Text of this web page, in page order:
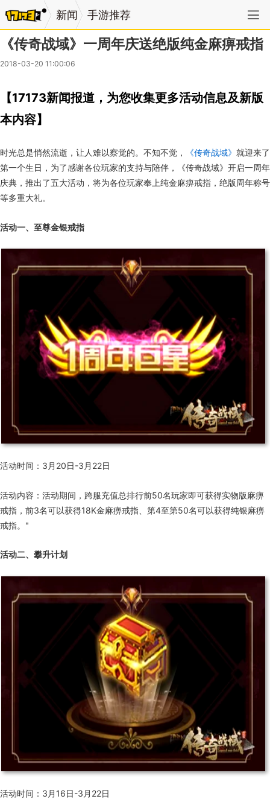
新闻 手游推荐
《传奇战域》一周年庆送绝版纯金麻痹戒指
2018-03-20 11:00:06
【17173新闻报道，为您收集更多活动信息及新版
本内容】
时光总是悄然流逝，让人难以察觉的。不知不觉， 《传奇战域》 就迎来了
第一个生日，为了感谢各位玩家的支持与陪伴，《传奇战域》开启一周年
庆典，推出了五大活动，将为各位玩家奉上纯金麻痹戒指，绝版周年称号
等多重大礼。
活动一、至尊金银戒指
活动时间：3月20日-3月22日
活动内容：活动期间，跨服充值总排行前50名玩家即可获得实物版麻痹
戒指，前3名可以获得18K金麻痹戒指、第4至第50名可以获得纯银麻痹
戒指。"
活动二、攀升计划
活动时间：3月16日-3月22日